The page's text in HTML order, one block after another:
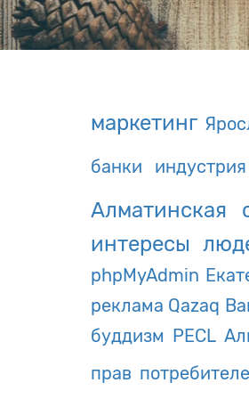
маркетинг
банки
Алматинская
интересы
phpMyAdmin
реклама Qazaq
буддизм PECL
прав